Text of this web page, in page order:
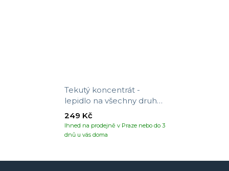
Tekutý koncentrát -
lepidlo na všechny druhy
tapet
Ihned na prodejně v Praze nebo do 3
dnů u vás doma
249 Kč